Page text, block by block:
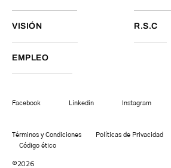
VISIÓN R.S.C
EMPLEO
Facebook Linkedin Instagram
Términos y Condiciones Políticas de Privacidad
Código ético
©2026